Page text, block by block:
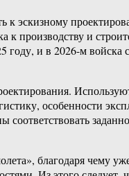
эскизному
к производству и
году, и в 2026-м
особенности
благодаря чему уже